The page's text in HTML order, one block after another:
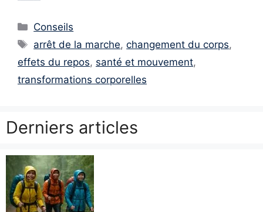
Catégories
Conseils
Étiquettes
arrêt de la marche,changement du corps,
effets du repos, santé et mouvement,
transformations corporelles
Derniers articles